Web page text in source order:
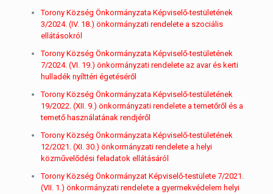
Torony Község Önkormányzata Képviselő-testületének
3/2024. (IV. 18.) önkormányzati rendelete a szociális
ellátásokról
Torony Község Önkormányzata Képviselő-testületének
7/2024. (VI. 19.) önkormányzati rendelete az avar és kerti
hulladék nyílttéri égetéséről
Torony Község Önkormányzata Képviselő-testületének
19/2022. (XII. 9.) önkormányzati rendelete a temetőről és a
temető használatának rendjéről
Torony Község Önkormányzata Képviselő-testületének
12/2021. (XI. 30.) önkormányzati rendelete a helyi
közművelődési feladatok ellátásáról
Torony Község Önkormányzat Képviselő-testülete 7/2021.
(VII. 1.) önkormányzati rendelete a gyermekvédelem helyi